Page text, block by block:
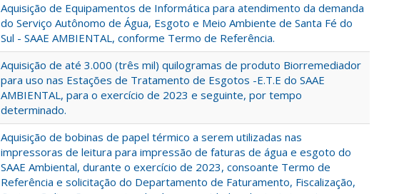
Aquisição de Equipamentos de Informática para atendimento da demanda
do Serviço Autônomo de Água, Esgoto e Meio Ambiente de Santa Fé do
Sul - SAAE AMBIENTAL, conforme Termo de Referência.
Aquisição de até 3.000 (três mil) quilogramas de produto Biorremediador
para uso nas Estações de Tratamento de Esgotos -E.T.E do SAAE
AMBIENTAL, para o exercício de 2023 e seguinte, por tempo
determinado.
Aquisição de bobinas de papel térmico a serem utilizadas nas
impressoras de leitura para impressão de faturas de água e esgoto do
SAAE Ambiental, durante o exercício de 2023, consoante Termo de
Referência e solicitação do Departamento de Faturamento, Fiscalização,